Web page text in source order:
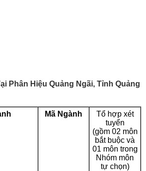
Phân Hiệu Quảng Ngãi, Tỉnh Quảng
Mã Ngành
Tổ hợp xét
tuyển
(gồm 02 môn
bắt buộc và
01 môn trong
Nhóm môn
tự chọn)